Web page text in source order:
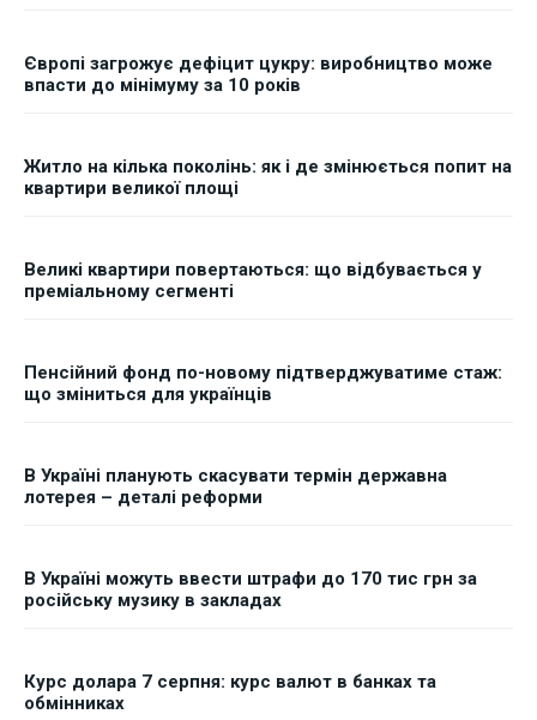
Європі загрожує дефіцит цукру: виробництво може
впасти до мінімуму за 10 років
Житло на кілька поколінь: як і де змінюється попит на
квартири великої площі
Великі квартири повертаються: що відбувається у
преміальному сегменті
Пенсійний фонд по-новому підтверджуватиме стаж:
що зміниться для українців
В Україні планують скасувати термін державна
лотерея – деталі реформи
В Україні можуть ввести штрафи до 170 тис грн за
російську музику в закладах
Курс долара 7 серпня: курс валют в банках та
обмінниках